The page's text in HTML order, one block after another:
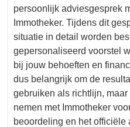
persoonlijk adviesgesprek
Immotheker. Tijdens dit
situatie in detail worden
gepersonaliseerd voorstel
bij jouw behoeften en
dus belangrijk om de
gebruiken als richtlijn,
nemen met Immotheker
beoordeling en het officiële